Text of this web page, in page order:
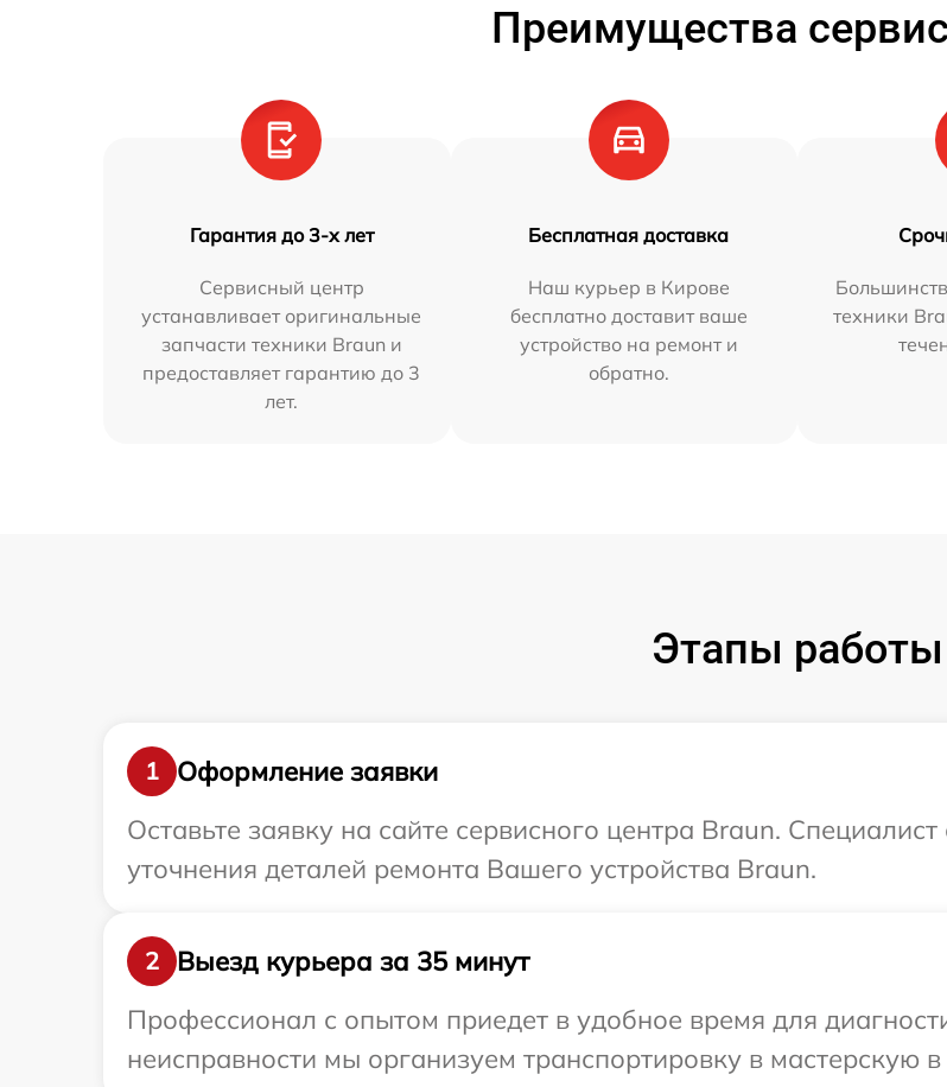
Преимущества
Гарантия до 3-х лет
Сервисный центр
устанавливает оригинальные
запчасти техники Braun и
предоставляет гарантию до 3
лет.
Бесплатная доставка
Наш курьер в Кирове
бесплатно доставит ваше
устройство на ремонт и
обратно.
техники
Этапы работы
1
Оформление заявки
Оставьте заявку на сайте сервисного центра Braun.
уточнения деталей ремонта Вашего устройства Braun.
2
Выезд курьера за 35 минут
Профессионал с опытом приедет в удобное время для
неисправности мы организуем транспортировку в мастерскую